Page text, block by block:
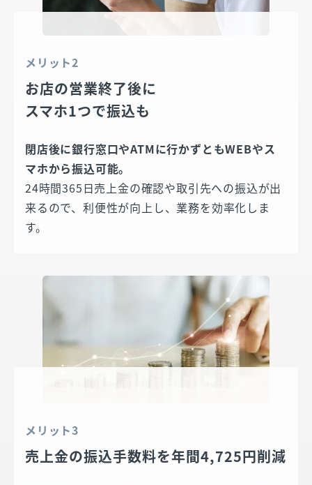
メリット2
お店の営業終了後に
スマホ1つで振込も
閉店後に銀行窓口やATMに行かずともWEBやス
マホから振込可能。
24時間365日売上金の確認や取引先への振込が出
来るので、利便性が向上し、業務を効率化しま
す。
メリット3
売上金の振込手数料を年間4,725円削減